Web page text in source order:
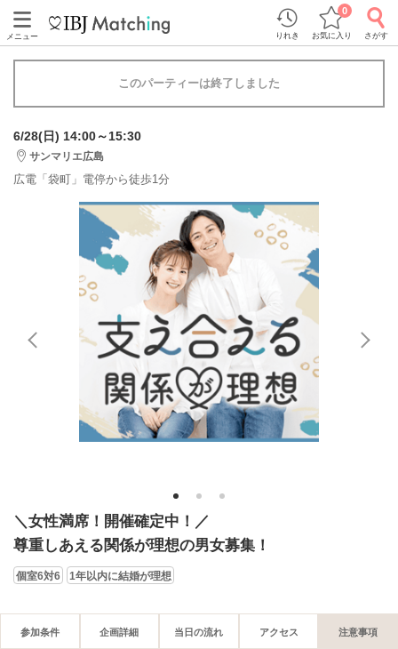
メニュー りれき お気に入り
0
さがす
このパーティーは終了しました
6/28(日) 14:00～15:30
サンマリエ広島
広電「袋町」電停から徒歩1分
1 2 3
＼女性満席！開催確定中！／
尊重しあえる関係が理想の男女募集！
個室6対6 1年以内に結婚が理想
参加条件 企画詳細 当日の流れ アクセス 注意事項